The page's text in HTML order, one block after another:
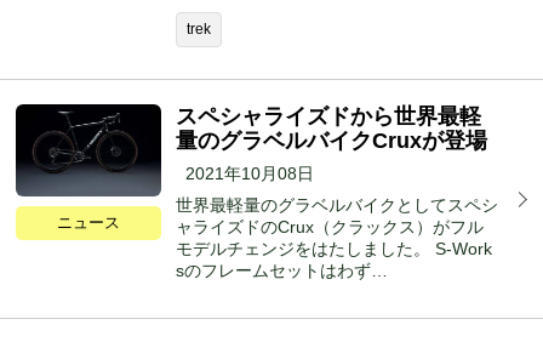
trek
ニュース
スペシャライズドから世界最軽
量のグラベルバイクCruxが登場
2021年10月08日
世界最軽量のグラベルバイクとしてスペシ
ャライズドのCrux（クラックス）がフル
モデルチェンジをはたしました。 S-Work
sのフレームセットはわず…